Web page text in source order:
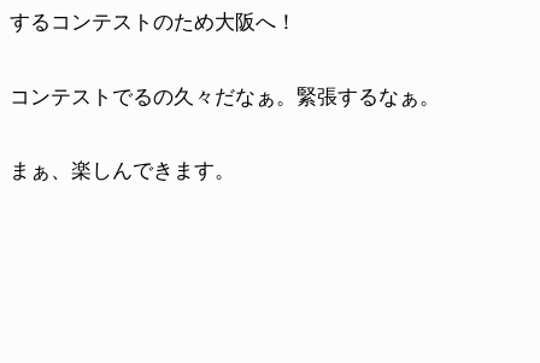
するコンテストのため大阪へ！
コンテストでるの久々だなぁ。緊張するなぁ。
まぁ、楽しんできます。